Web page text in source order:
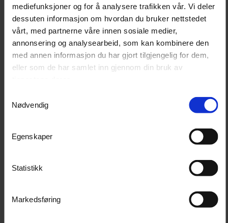
mediefunksjoner og for å analysere trafikken vår. Vi deler
dessuten informasjon om hvordan du bruker nettstedet
vårt, med partnerne våre innen sosiale medier,
annonsering og analysearbeid, som kan kombinere den
med annen informasjon du har gjort tilgjengelig for dem,
eller som de har samlet inn gjennom din bruk av
Nødvendig
Egenskaper
Statistikk
Markedsføring
stor LCD-skjerm som gir detaljert informasjon om
batteridiagnostikk og ladeprosessen. Ladetiden for et
18,0 V / 2,5 Ah batteri er omtrent 40 minutter, mens et
18,0 V / 5,0 Ah batteri lades på cirka 50 minutter. 80 %
av batterikapasiteten oppnås på rundt 30 minutter.
Kompatibel med både 10,8 V og 18,0 V batterier
Stor LCD-skjerm for enkel overvåking av
Rask ladetid: ca 40 min for 18,0 V / 2,5 Ah, ca 50
Integrert batterikjøler for å forhindre
Beskyttelse mot overoppheting, utladning og
overbelastning